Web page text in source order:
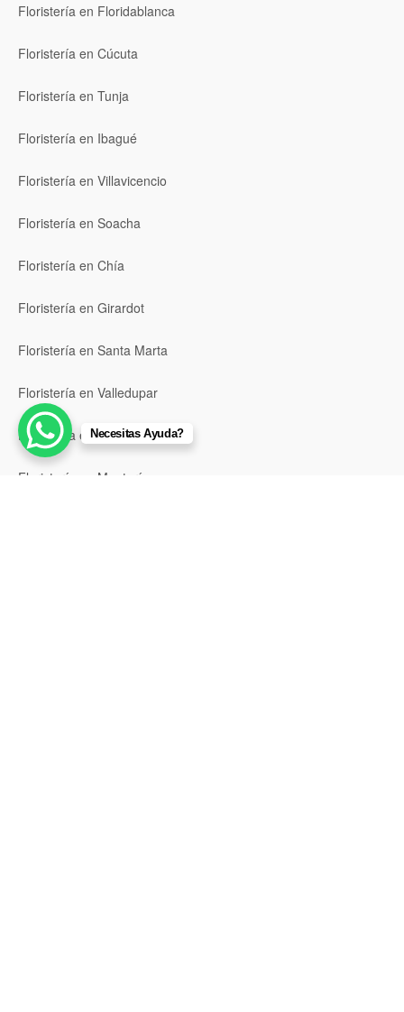
Floristería en Floridablanca
Floristería en Cúcuta
Floristería en Tunja
Floristería en Ibagué
Floristería en Villavicencio
Floristería en Soacha
Floristería en Chía
Floristería en Girardot
Floristería en Santa Marta
Floristería en Valledupar
Floristería en Riohacha
Floristería en Montería
Necesitas Ayuda?